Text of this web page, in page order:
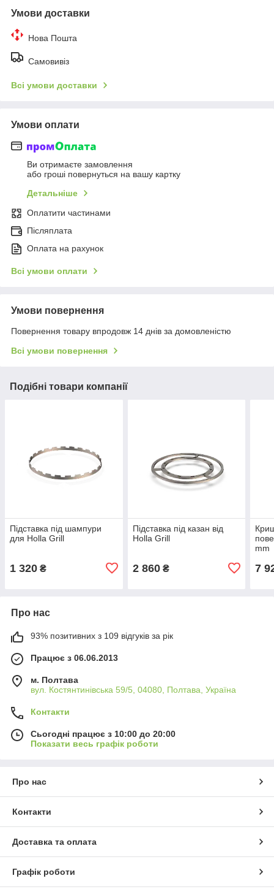
Умови доставки
Нова Пошта
Самовивіз
Всі умови доставки
Умови оплати
Ви отримаєте замовлення
або гроші повернуться на вашу картку
Детальніше
Оплатити частинами
Післяплата
Оплата на рахунок
Всі умови оплати
Умови повернення
Повернення товару впродовж 14 днів за домовленістю
Всі умови повернення
Подібні товари компанії
Підставка під шампури
для Holla Grill
1 320 ₴
Підставка під казан від
Holla Grill
2 860₴
mm
7
Про нас
93% позитивних з 109 відгуків за рік
Працює з 06.06.2013
м. Полтава
вул. Костянтинівська 59/5, 04080, Полтава, Україна
Контакти
Сьогодні працює з 10:00 до 20:00
Показати весь графік роботи
Про нас
Контакти
Доставка та оплата
Графік роботи